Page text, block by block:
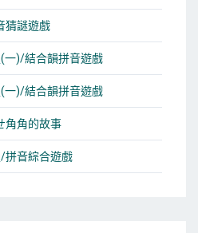
猜謎遊戲
一)/結合韻拼音遊戲
一)/結合韻拼音遊戲
角角的故事
拼音綜合遊戲